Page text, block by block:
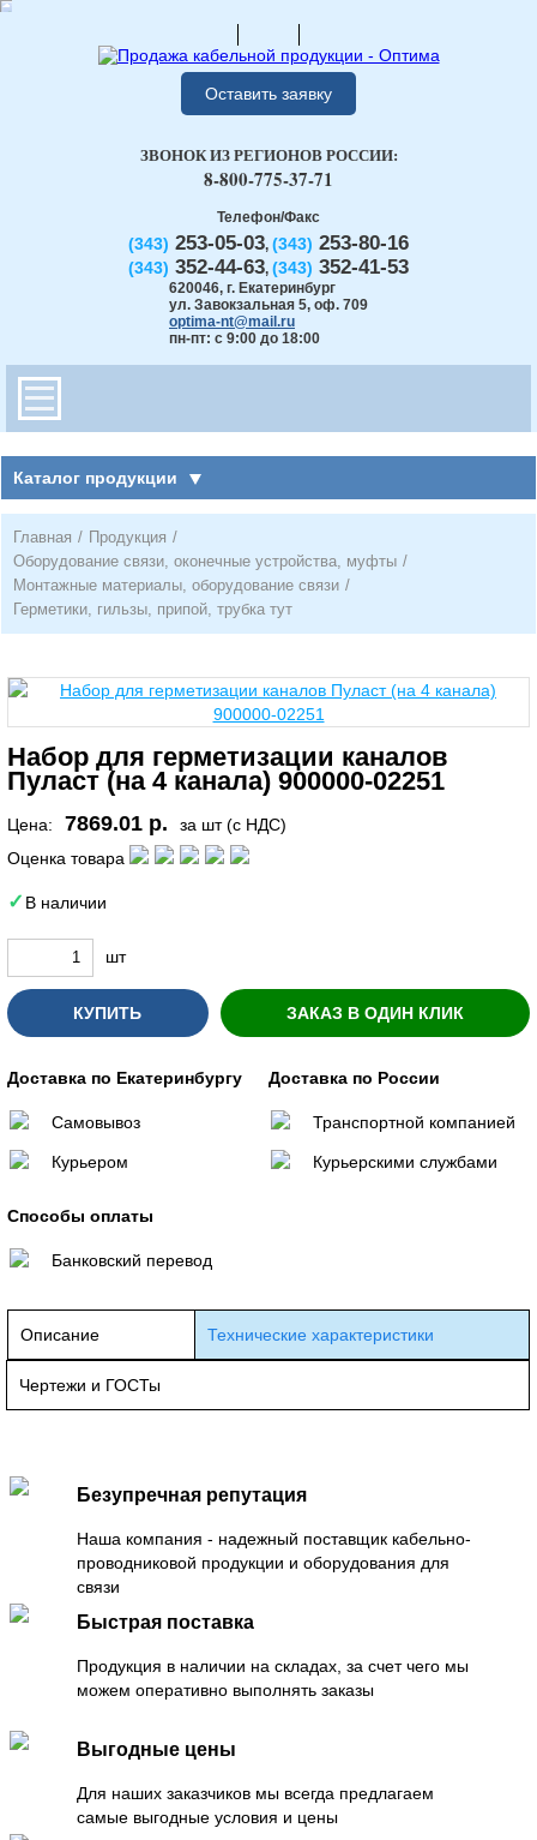
Оставить заявку
Телефон/Факс
(343) 253-05-03, (343) 253-80-16
(343) 352-44-63, (343) 352-41-53
620046, г. Екатеринбург
ул. Завокзальная 5, оф. 709
optima-nt@mail.ru
пн-пт: с 9:00 до 18:00
ЗВОНОК ИЗ РЕГИОНОВ РОССИИ:
8-800-775-37-71
Каталог продукции
Главная / Продукция /
Оборудование связи, оконечные устройства, муфты /
Монтажные материалы, оборудование связи /
Герметики, гильзы, припой, трубка тут
Набор для герметизации каналов
Пуласт (на 4 канала) 900000-02251
Цена: 7869.01 р.
за шт (с НДС)
Оценка товара
В наличии
шт
КУПИТЬ ЗАКАЗ В ОДИН КЛИК
Доставка по Екатеринбургу
Самовывоз
Курьером
Доставка по России
Транспортной компанией
Курьерскими службами
Способы оплаты
Банковский перевод
Описание Технические характеристики
Чертежи и ГОСТы
Безупречная репутация
Наша компания - надежный поставщик кабельно-
проводниковой продукции и оборудования для
связи
Быстрая поставка
Продукция в наличии на складах, за счет чего мы
можем оперативно выполнять заказы
Выгодные цены
Для наших заказчиков мы всегда предлагаем
самые выгодные условия и цены